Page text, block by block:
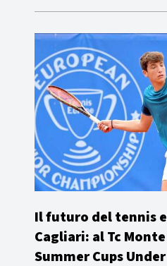
Il futuro del tennis
Cagliari: al Tc
Summer Cups